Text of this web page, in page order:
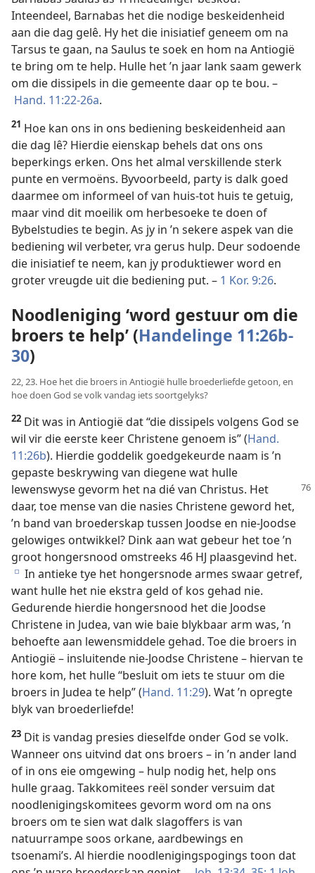
Inteendeel, Barnabas het die nodige beskeidenheid
aan die dag gelê. Hy het die inisiatief geneem om na
Tarsus te gaan, na Saulus te soek en hom na Antiogië
te bring om te help. Hulle het ’n jaar lank saam gewerk
om die dissipels in die gemeente daar op te bou. –
Hand. 11:22-26a.
21 Hoe kan ons in ons bediening beskeidenheid aan
die dag lê? Hierdie eienskap behels dat ons ons
beperkings erken. Ons het almal verskillende sterk
punte en vermoëns. Byvoorbeeld, party is dalk goed
daarmee om informeel of van huis-tot huis te getuig,
maar vind dit moeilik om herbesoeke te doen of
Bybelstudies te begin. As jy in ’n sekere aspek van die
bediening wil verbeter, vra gerus hulp. Deur sodoende
die inisiatief te neem, kan jy produktiewer word en
groter vreugde uit die bediening put. – 1 Kor. 9:26.
Noodleniging ‘word gestuur om die
broers te help’ (Handelinge 11:26b-
30)
22, 23. Hoe het die broers in Antiogië hulle broederliefde getoon, en
hoe doen God se volk vandag iets soortgelyks?
22 Dit was in Antiogië dat “die dissipels volgens God se
wil vir die eerste keer Christene genoem is” (Hand.
11:26b). Hierdie goddelik goedgekeurde naam is ’n
gepaste beskrywing van diegene wat hulle
lewenswyse gevorm het na dié van Christus. Het
daar, toe mense van die nasies Christene geword het,
’n band van broederskap tussen Joodse en nie-Joodse
gelowiges ontwikkel? Dink aan wat gebeur het toe ’n
groot hongersnood omstreeks 46 HJ plaasgevind het.
e In antieke tye het hongersnode armes swaar getref,
want hulle het nie ekstra geld of kos gehad nie.
Gedurende hierdie hongersnood het die Joodse
Christene in Judea, van wie baie blykbaar arm was, ’n
behoefte aan lewensmiddele gehad. Toe die broers in
Antiogië – insluitende nie-Joodse Christene – hiervan te
hore kom, het hulle “besluit om iets te stuur om die
broers in Judea te help” (Hand. 11:29). Wat ’n opregte
blyk van broederliefde!
23 Dit is vandag presies dieselfde onder God se volk.
Wanneer ons uitvind dat ons broers – in ’n ander land
of in ons eie omgewing – hulp nodig het, help ons
hulle graag. Takkomitees reël sonder versuim dat
noodlenigingskomitees gevorm word om na ons
broers om te sien wat dalk slagoffers is van
natuurrampe soos orkane, aardbewings en
tsoenami’s. Al hierdie noodlenigingspogings toon dat